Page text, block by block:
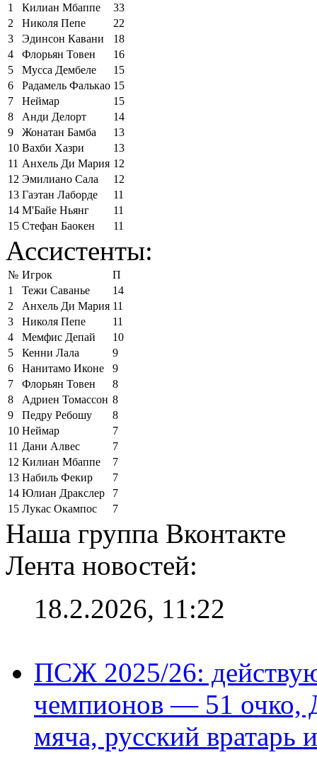
1
Килиан Мбаппе
33
2
Николя Пепе
22
3
Эдинсон Кавани
18
4
Флорьян Товен
16
5
Мусса Дембеле
15
6
Радамель Фалькао 15
7
Неймар
15
8
Анди Делорт
14
9
Жонатан Бамба
13
10 Вахби Хазри
13
11 Анхель Ди Мария 12
12 Эмилиано Сала
12
13 Гаэтан Лаборде
11
14 М'Байе Ньянг
11
15 Стефан Баокен 11
Ассистенты:
№ Игрок
П
1
Тежи Саванье
14
2
Анхель Ди Мария 11
3
Николя Пепе
11
4
Мемфис Депай
10
5
Кенни Лала
9
6
Нанитамо Иконе
9
7
Флорьян Товен
8
8
Адриен Томассон 8
9
Педру Ребошу
8
10 Неймар
7
11 Дани Алвес
7
12 Килиан Мбаппе
7
13 Набиль Фекир
7
14 Юлиан Дракслер
7
15 Лукас Окампос 7
Наша группа Вконтакте
Лента новостей:
18.2.2026, 11:22
ПСЖ 2025/26:
чемпионов — 51 очко,
мяча, русский вратарь